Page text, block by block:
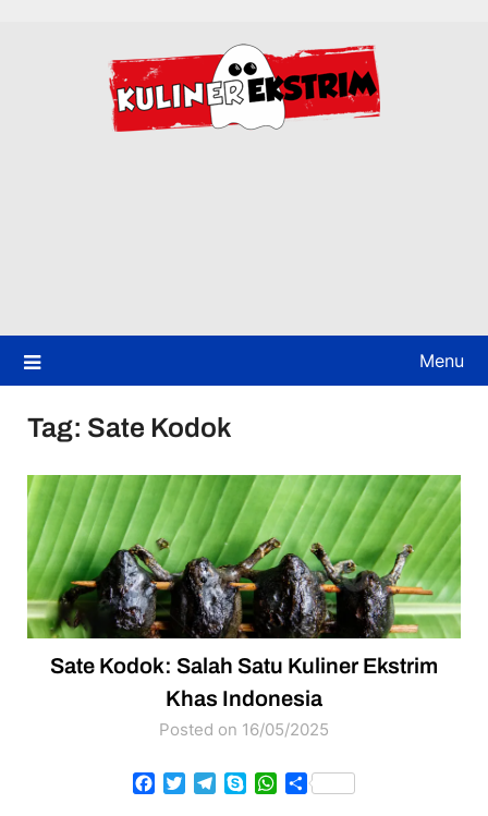
Menu
Tag: Sate Kodok
Sate Kodok: Salah Satu Kuliner Ekstrim
Khas Indonesia
Posted on 16/05/2025
Facebook
TwitterTelegram
SkypeWhatsApp
Share